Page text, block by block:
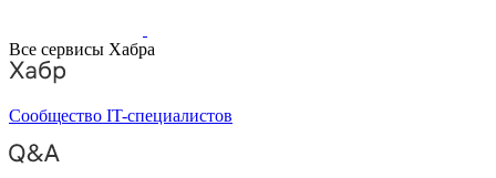
Все сервисы Хабра
Сообщество IT-специалистов